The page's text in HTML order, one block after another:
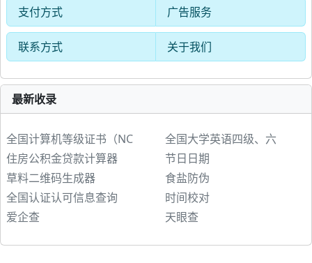
支付方式 广告服务
联系方式 关于我们
最新收录
全国计算机等级证书（NC
全国大学英语四级、六
住房公积金贷款计算器
节日日期
草料二维码生成器
食盐防伪
全国认证认可信息查询
时间校对
爱企查
天眼查